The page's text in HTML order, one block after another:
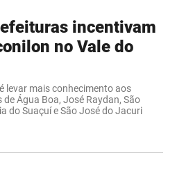
incentivam
no Vale do
levar mais conhecimento aos
Água Boa, José Raydan, São
do Suaçuí e São José do Jacuri